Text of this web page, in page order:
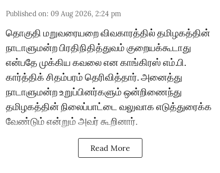
Published on: 09 Aug 2026, 2:24 pm
தொகுதி மறுவரையறை விவகாரத்தில் தமிழகத்தின்
நாடாளுமன்ற பிரதிநிதித்துவம் குறையக்கூடாது
என்பதே முக்கிய கவலை என காங்கிரஸ் எம்.பி.
கார்த்திக் சிதம்பரம் தெரிவித்தார். அனைத்து
நாடாளுமன்ற உறுப்பினர்களும் ஒன்றிணைந்து
தமிழகத்தின் நிலைப்பாட்டை வலுவாக எடுத்துரைக்க
வேண்டும் என்றும் அவர் கூறினார்.
Read More